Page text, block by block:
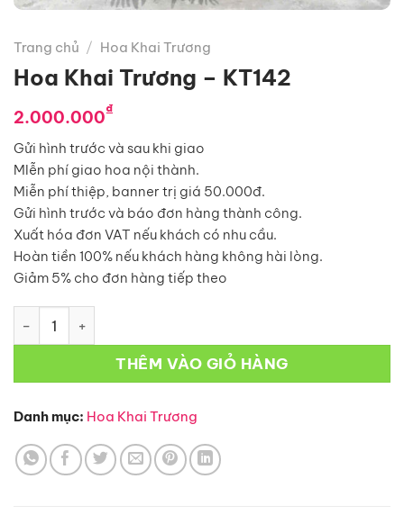
Trang chủ / Hoa Khai Trương
Hoa Khai Trương – KT142
2.000.000₫
Gửi hình trước và sau khi giao
MIễn phí giao hoa nội thành.
Miễn phí thiệp, banner trị giá 50.000đ.
Gửi hình trước và báo đơn hàng thành công.
Xuất hóa đơn VAT nếu khách có nhu cầu.
Hoàn tiền 100% nếu khách hàng không hài lòng.
Giảm 5% cho đơn hàng tiếp theo
THÊM VÀO GIỎ HÀNG
Danh mục: Hoa Khai Trương